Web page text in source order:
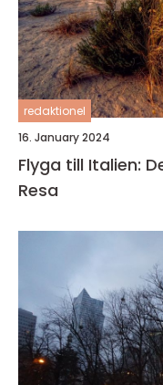
redaktionel
16. January 2024
Flyga till Italien:
Resa